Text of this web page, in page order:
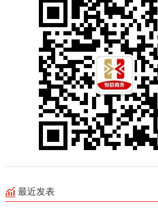
最近发表